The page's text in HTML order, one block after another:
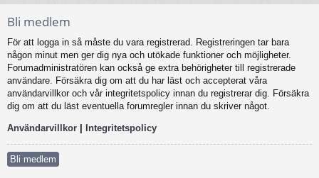
Bli medlem
För att logga in så måste du vara registrerad. Registreringen tar bara
någon minut men ger dig nya och utökade funktioner och möjligheter.
Forumadministratören kan också ge extra behörigheter till registrerade
användare. Försäkra dig om att du har läst och accepterat våra
användarvillkor och vår integritetspolicy innan du registrerar dig. Försäkra
dig om att du läst eventuella forumregler innan du skriver något.
Användarvillkor | Integritetspolicy
Bli medlem